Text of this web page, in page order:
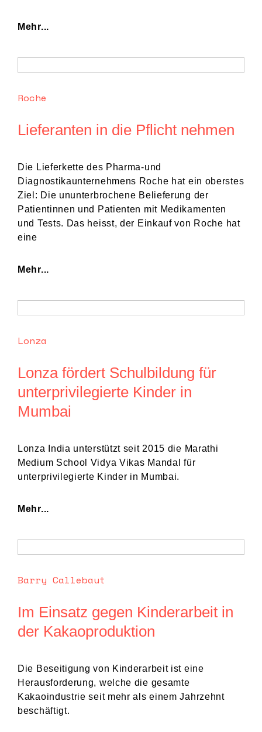
Mehr...
Roche
Lieferanten in die Pflicht nehmen
Die Lieferkette des Pharma-und
Diagnostikaunternehmens Roche hat ein oberstes
Ziel: Die ununterbrochene Belieferung der
Patientinnen und Patienten mit Medikamenten
und Tests. Das heisst, der Einkauf von Roche hat
eine
Mehr...
Lonza
Lonza fördert Schulbildung für
unterprivilegierte Kinder in
Mumbai
Lonza India unterstützt seit 2015 die Marathi
Medium School Vidya Vikas Mandal für
unterprivilegierte Kinder in Mumbai.
Mehr...
Barry Callebaut
Im Einsatz gegen Kinderarbeit in
der Kakaoproduktion
Die Beseitigung von Kinderarbeit ist eine
Herausforderung, welche die gesamte
Kakaoindustrie seit mehr als einem Jahrzehnt
beschäftigt.